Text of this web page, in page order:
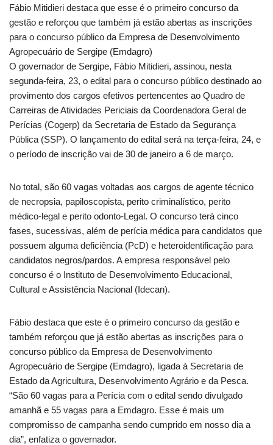
Fábio Mitidieri destaca que esse é o primeiro concurso da
gestão e reforçou que também já estão abertas as inscrições
para o concurso público da Empresa de Desenvolvimento
Agropecuário de Sergipe (Emdagro)
O governador de Sergipe, Fábio Mitidieri, assinou, nesta
segunda-feira, 23, o edital para o concurso público destinado ao
provimento dos cargos efetivos pertencentes ao Quadro de
Carreiras de Atividades Periciais da Coordenadora Geral de
Perícias (Cogerp) da Secretaria de Estado da Segurança
Pública (SSP). O lançamento do edital será na terça-feira, 24, e
o período de inscrição vai de 30 de janeiro a 6 de março.
No total, são 60 vagas voltadas aos cargos de agente técnico
de necropsia, papiloscopista, perito criminalístico, perito
médico-legal e perito odonto-Legal. O concurso terá cinco
fases, sucessivas, além de perícia médica para candidatos que
possuem alguma deficiência (PcD) e heteroidentificação para
candidatos negros/pardos. A empresa responsável pelo
concurso é o Instituto de Desenvolvimento Educacional,
Cultural e Assistência Nacional (Idecan).
Fábio destaca que este é o primeiro concurso da gestão e
também reforçou que já estão abertas as inscrições para o
concurso público da Empresa de Desenvolvimento
Agropecuário de Sergipe (Emdagro), ligada à Secretaria de
Estado da Agricultura, Desenvolvimento Agrário e da Pesca.
“São 60 vagas para a Perícia com o edital sendo divulgado
amanhã e 55 vagas para a Emdagro. Esse é mais um
compromisso de campanha sendo cumprido em nosso dia a
dia”, enfatiza o governador.